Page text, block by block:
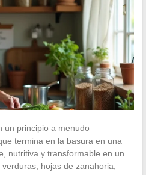
un principio a menudo
termina en la basura en una
nutritiva y transformable en un
hojas de zanahoria,